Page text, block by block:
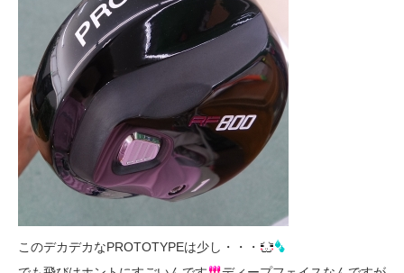
このデカデカなPROTOTYPEは少し・・・